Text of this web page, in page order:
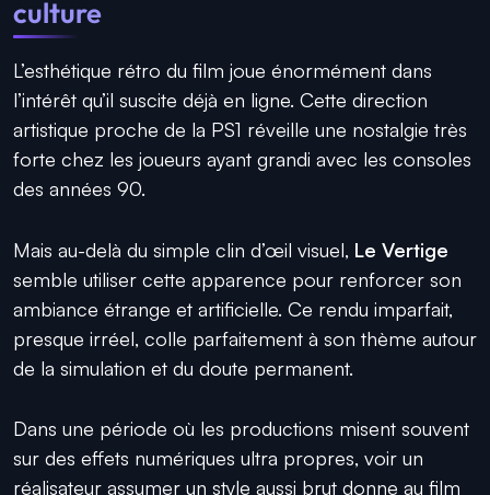
culture
L’esthétique rétro du film joue énormément dans
l’intérêt qu’il suscite déjà en ligne. Cette direction
artistique proche de la PS1 réveille une nostalgie très
forte chez les joueurs ayant grandi avec les consoles
des années 90.
Mais au-delà du simple clin d’œil visuel, Le Vertige
semble utiliser cette apparence pour renforcer son
ambiance étrange et artificielle. Ce rendu imparfait,
presque irréel, colle parfaitement à son thème autour
de la simulation et du doute permanent.
Dans une période où les productions misent souvent
sur des effets numériques ultra propres, voir un
réalisateur assumer un style aussi brut donne au film